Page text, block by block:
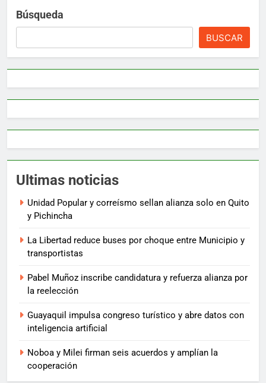
Búsqueda
BUSCAR
Ultimas noticias
Unidad Popular y correísmo sellan alianza solo en Quito
y Pichincha
La Libertad reduce buses por choque entre Municipio y
transportistas
Pabel Muñoz inscribe candidatura y refuerza alianza por
la reelección
Guayaquil impulsa congreso turístico y abre datos con
inteligencia artificial
Noboa y Milei firman seis acuerdos y amplían la
cooperación